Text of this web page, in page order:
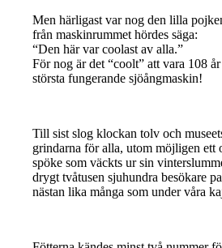
Men härligast var nog den lilla
från maskinrummet hördes säga:
“Den här var coolast av alla.”
För nog är det “coolt” att vara 108
största fungerande sjöångmaskin!
Till sist slog klockan tolv och
grindarna för alla, utom möjligen ett
spöke som väckts ur sin
drygt tvåtusen sjuhundra besökare
nästan lika många som under våra